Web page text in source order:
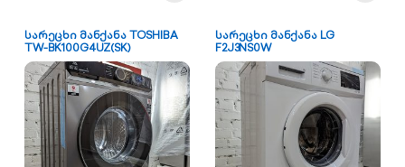
სარეცხი მანქანა TOSHIBA
TW-BK100G4UZ(SK)
სარეცხი მანქანა LG
F2J3NS0W